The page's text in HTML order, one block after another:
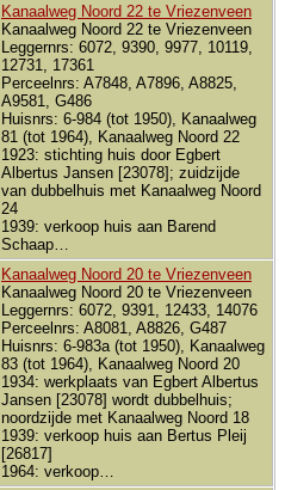
Kanaalweg Noord 22 te Vriezenveen
Kanaalweg Noord 22 te Vriezenveen
Leggernrs: 6072, 9390, 9977, 10119,
12731, 17361
Perceelnrs: A7848, A7896, A8825,
A9581, G486
Huisnrs: 6-984 (tot 1950), Kanaalweg
81 (tot 1964), Kanaalweg Noord 22
1923: stichting huis door Egbert
Albertus Jansen [23078]; zuidzijde
van dubbelhuis met Kanaalweg Noord
24
1939: verkoop huis aan Barend
Schaap…
Kanaalweg Noord 20 te Vriezenveen
Kanaalweg Noord 20 te Vriezenveen
Leggernrs: 6072, 9391, 12433, 14076
Perceelnrs: A8081, A8826, G487
Huisnrs: 6-983a (tot 1950), Kanaalweg
83 (tot 1964), Kanaalweg Noord 20
1934: werkplaats van Egbert Albertus
Jansen [23078] wordt dubbelhuis;
noordzijde met Kanaalweg Noord 18
1939: verkoop huis aan Bertus Pleij
[26817]
1964: verkoop…